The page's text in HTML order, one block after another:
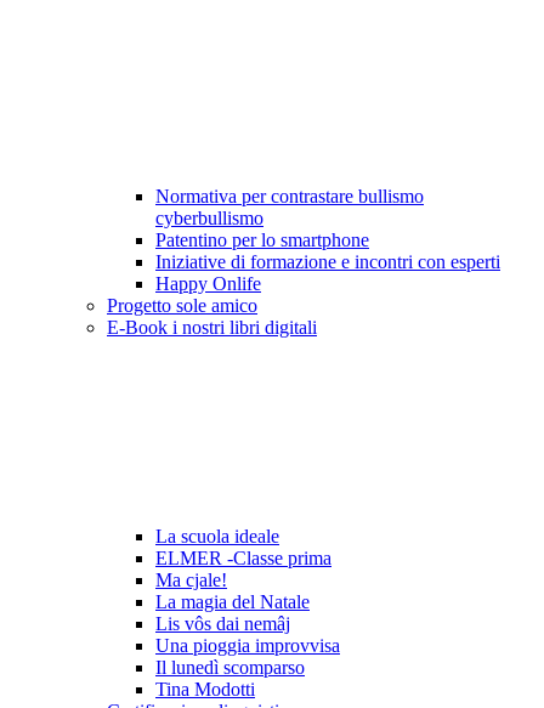
Normativa per contrastare bullismo
cyberbullismo
Patentino per lo smartphone
Iniziative di formazione e incontri con esperti
Happy Onlife
Progetto sole amico
E-Book i nostri libri digitali
La scuola ideale
ELMER -Classe prima
Ma cjale!
La magia del Natale
Lis vôs dai nemâj
Una pioggia improvvisa
Il lunedì scomparso
Tina Modotti